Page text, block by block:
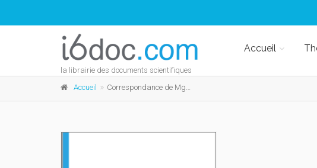
la librairie des documents scientifiques
Accueil
Accueil Correspondance de Mgr F. de Neckere, Recteur de San Giuliano à Rome de 1851 à 1903